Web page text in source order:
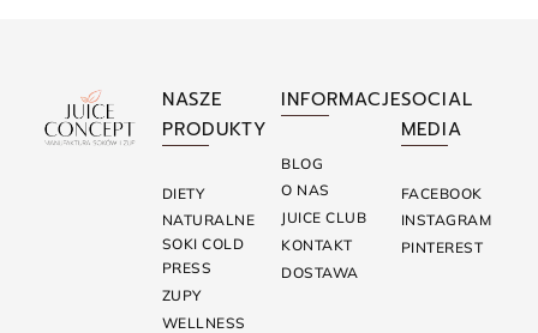
NASZE
PRODUKTY
DIETY
NATURALNE
SOKI COLD
PRESS
ZUPY
WELLNESS
INFORMACJE
BLOG
O NAS
JUICE CLUB
KONTAKT
DOSTAWA
SOCIAL
MEDIA
FACEBOOK
INSTAGRAM
PINTEREST